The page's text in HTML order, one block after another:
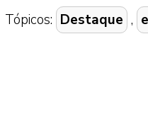
Tópicos: Destaque ,